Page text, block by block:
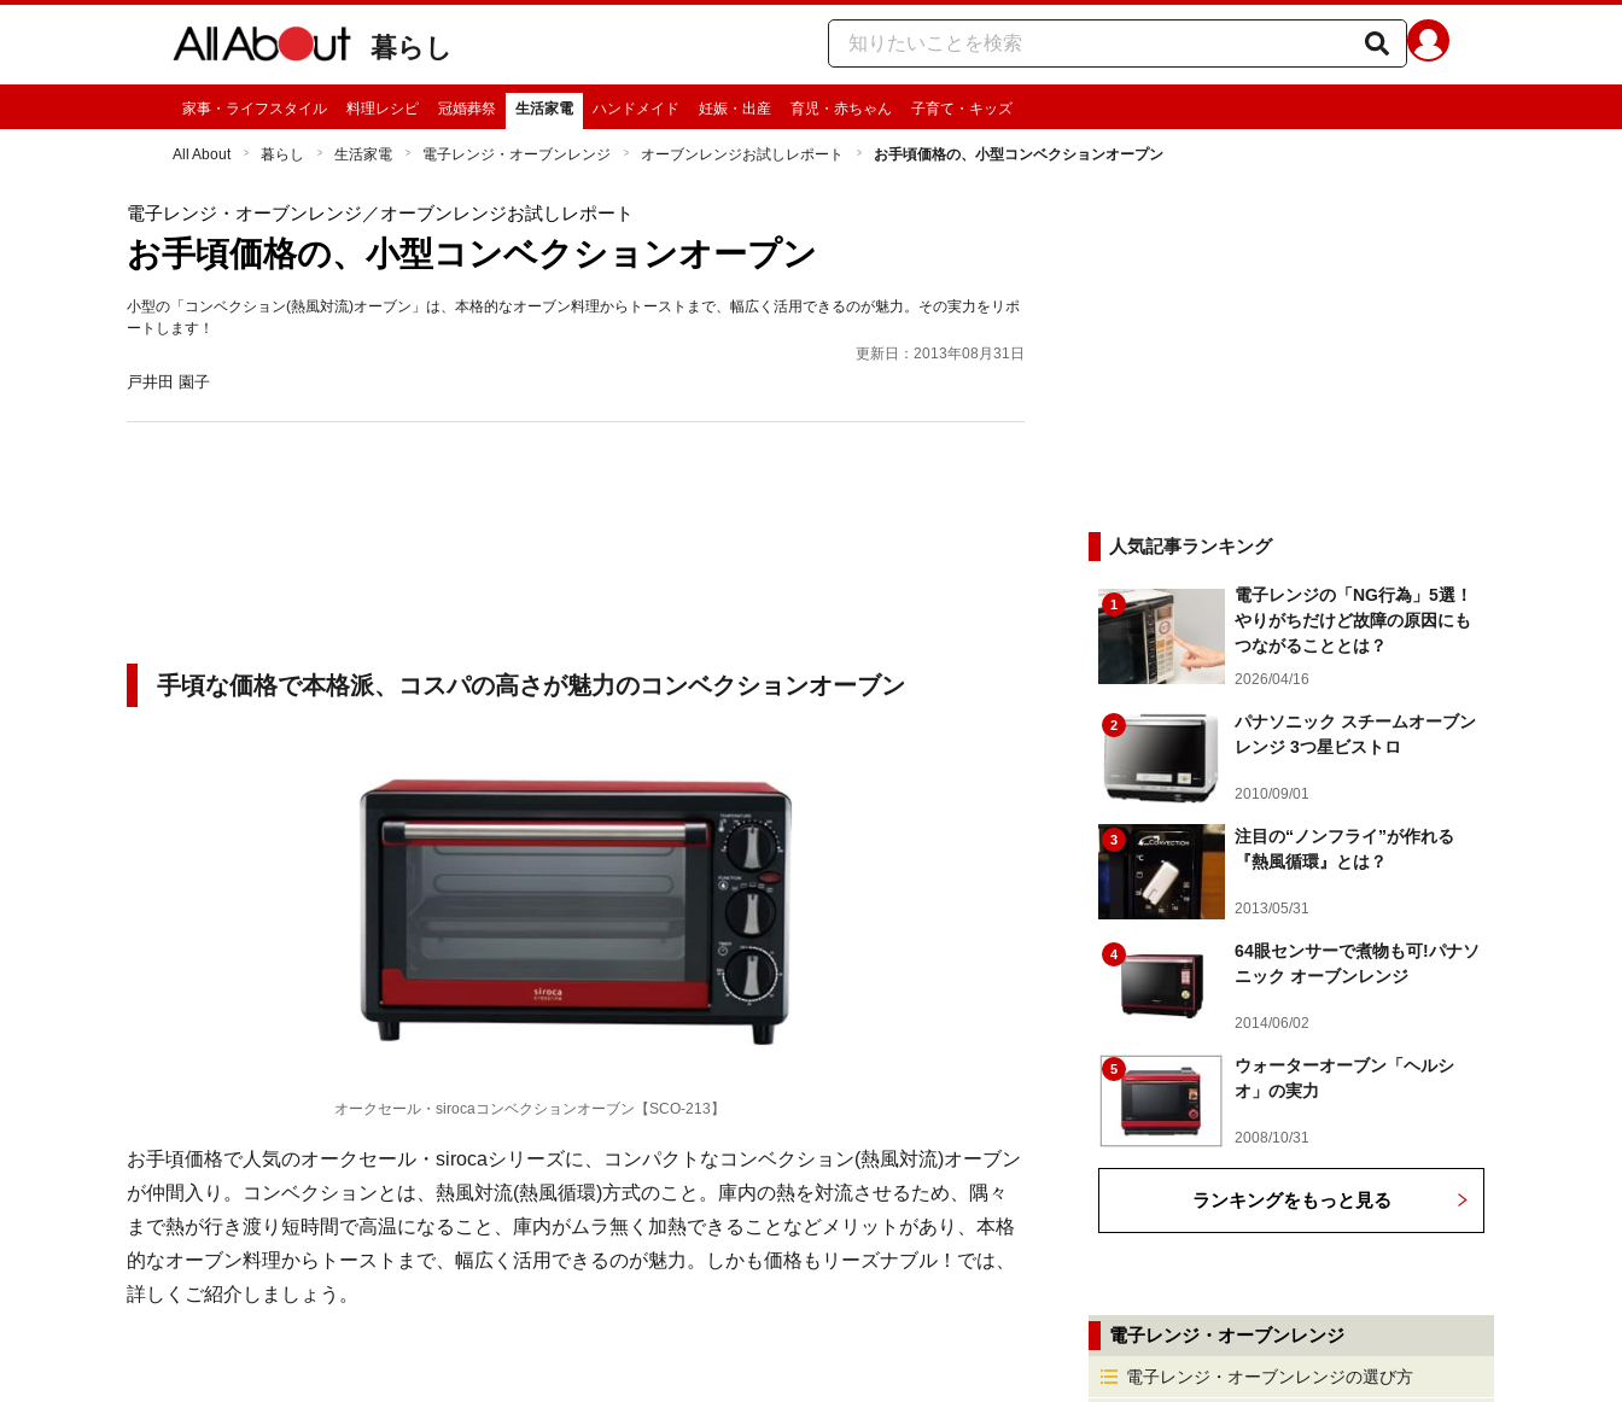
暮らし
家事・ライフスタイル 料理レシピ 冠婚葬祭 生活家電 ハンドメイド 妊娠・出産 育児・赤ちゃん 子育て・キッズ
All About 暮らし 生活家電 電子レンジ・オーブンレンジ オーブンレンジお試しレポート お手頃価格の、小型コンベクションオープン
電子レンジ・オーブンレンジ ／オーブンレンジお試しレポート
お手頃価格の、小型コンベクションオープン
小型の「コンベクション(熱風対流)オーブン」は、本格的なオーブン料理からトーストまで、幅広く活用できるのが魅力。その実力をリポ
ートします！
更新日：2013年08月31日
戸井田 園子
手頃な価格で本格派、コスパの高さが魅力のコンベクションオーブン
オークセール・sirocaコンベクションオーブン【SCO-213】
お手頃価格で人気のオークセール・sirocaシリーズに、コンパクトなコンベクション(熱風対流)オーブン
が仲間入り。コンベクションとは、熱風対流(熱風循環)方式のこと。庫内の熱を対流させるため、隅々
まで熱が行き渡り短時間で高温になること、庫内がムラ無く加熱できることなどメリットがあり、本格
的なオーブン料理からトーストまで、幅広く活用できるのが魅力。しかも価格もリーズナブル！では、
詳しくご紹介しましょう。
人気記事ランキング
1
電子レンジの「NG行為」5選！
やりがちだけど故障の原因にも
つながることとは？
2026/04/16
2
パナソニック スチームオーブン
レンジ 3つ星ビストロ
2010/09/01
3
注目の“ノンフライ”が作れる
『熱風循環』とは？
2013/05/31
4
64眼センサーで煮物も可!パナソ
ニック オーブンレンジ
2014/06/02
5
ウォーターオーブン「ヘルシ
オ」の実力
2008/10/31
ランキングをもっと見る
電子レンジ・オーブンレンジ
電子レンジ・オーブンレンジの選び方